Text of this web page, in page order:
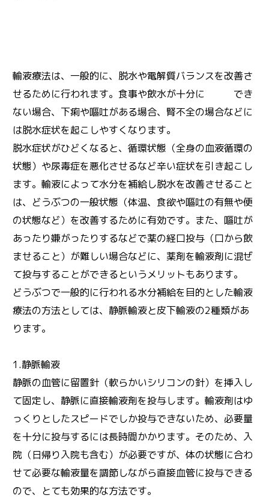
輸液療法は、一般的に、脱水や電解質バランスを改善さ
せるために行われます。食事や飲水が十分に でき
ない場合、下痢や嘔吐がある場合、腎不全の場合などに
は脱水症状を起こしやすくなります。
脱水症状がひどくなると、循環状態（全身の血液循環の
状態）や尿毒症を悪化させるなど辛い症状を引き起こし
ます。輸液によって水分を補給し脱水を改善させること
は、どうぶつの一般状態（体温、食欲や嘔吐の有無や便
の状態など）を改善するために有効です。また、嘔吐が
あったり嫌がったりするなどで薬の経口投与（口から飲
ませること）が難しい場合などに、薬剤を輸液剤に混ぜ
て投与することができるというメリットもあります。
どうぶつで一般的に行われる水分補給を目的とした輸液
療法の方法としては、静脈輸液と皮下輸液の2種類があ
ります。
1.静脈輸液
静脈の血管に留置針（軟らかいシリコンの針）を挿入し
て固定し、静脈に直接輸液剤を投与します。輸液剤はゆ
っくりとしたスピードでしか投与できないため、必要量
を十分に投与するには長時間かかります。そのため、入
院（日帰り入院も含む）が必要ですが、体の状態に合わ
せて必要な輸液量を調節しながら直接血管に投与できる
ので、とても効果的な方法です。